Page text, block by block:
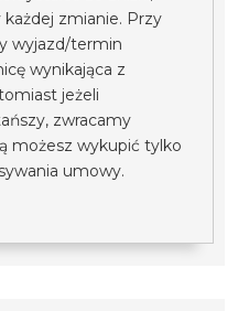
zmianie. Przy
wyjazd/termin
wynikająca z
jeżeli
zwracamy
możesz wykupić tylko
umowy.